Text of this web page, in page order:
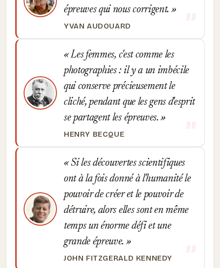
épreuves qui nous corrigent.
YVAN AUDOUARD
Les femmes, c'est comme les
photographies : il y a un imbécile
qui conserve précieusement le
cliché, pendant que les gens d'esprit
se partagent les épreuves.
HENRY BECQUE
Si les découvertes scientifiques
ont à la fois donné à l'humanité le
pouvoir de créer et le pouvoir de
détruire, alors elles sont en même
temps un énorme défi et une
grande épreuve.
JOHN FITZGERALD KENNEDY